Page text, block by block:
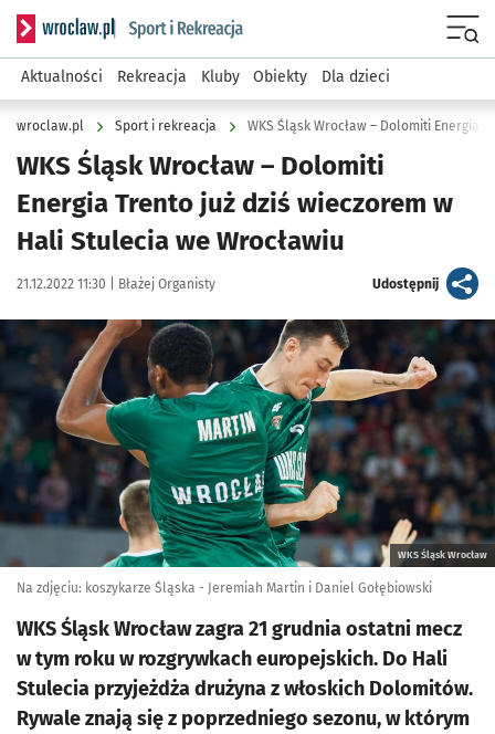
Serwis informacyjny wroclaw.pl podserwis: Sport i rekreacja
Aktualności Rekreacja Kluby Obiekty Dla dzieci
wroclaw.pl Sport i rekreacja
WKS Śląsk Wrocław – Dolomiti
Energia Trento już dziś wieczorem w
Hali Stulecia we Wrocławiu
Data publikacji:
21.12.2022 11:30 | Autor:
Błażej Organisty Udostępnijartykuł
Kliknij, aby powiększyć
WKS Śląsk Wrocław
Na zdjęciu: koszykarze Śląska - Jeremiah Martin i Daniel Gołębiowski
WKS Śląsk Wrocław zagra 21 grudnia ostatni mecz
w tym roku w rozgrywkach europejskich. Do Hali
Stulecia przyjeżdża drużyna z włoskich Dolomitów.
Rywale znają się z poprzedniego sezonu, w którym